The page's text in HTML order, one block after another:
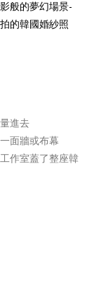
進去
面牆或布幕
作室蓋了整座韓